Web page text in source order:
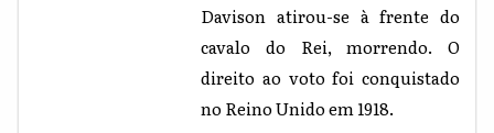
Davison atirou-se à frente do
cavalo do Rei, morrendo. O
direito ao voto foi conquistado
no Reino Unido em 1918.